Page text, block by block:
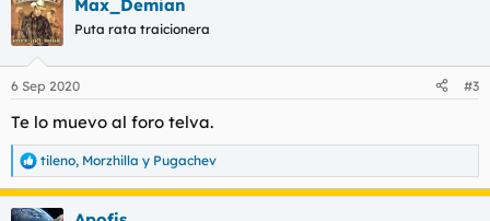
c
c
i
e
:
Max_Demian
Puta rata traicionera
6 Sep 2020 #3
Te lo muevo al foro telva.
R
e
a
tileno, Morzhilla y Pugachev